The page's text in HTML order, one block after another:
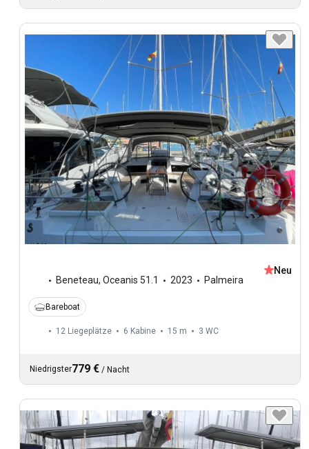
Beneteau, Oceanis 51.1 2023 Palmeira
Neu
Bareboat
12 Liegeplätze 6 Kabine 15 m 3 WC
Niedrigster779 € / Nacht